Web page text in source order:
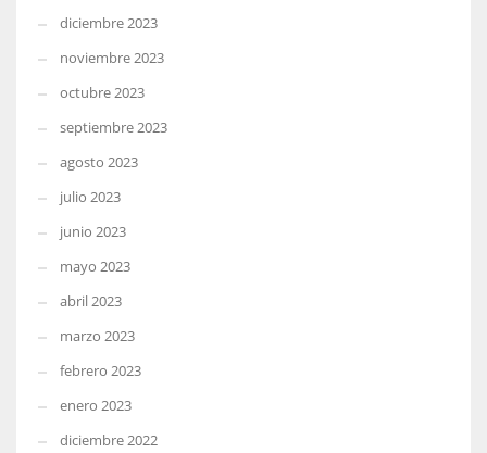
diciembre 2023
noviembre 2023
octubre 2023
septiembre 2023
agosto 2023
julio 2023
junio 2023
mayo 2023
abril 2023
marzo 2023
febrero 2023
enero 2023
diciembre 2022